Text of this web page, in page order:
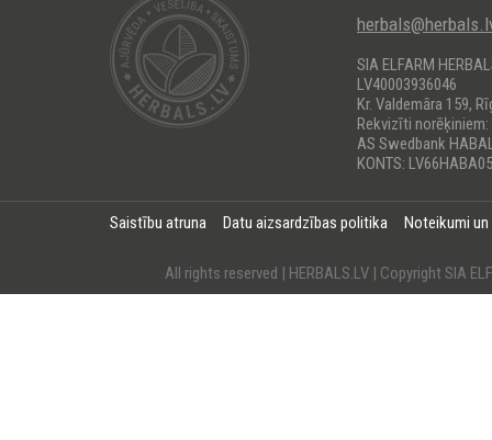
SIA ELFARM
LV40003936046
Kr. Valdemāra 159,
Rekvizīti norēķiniem:
AS Swedbank
KONTS:
Saistību atruna Datu aizsardzības politika Noteikumi
All rights reserved | HERBALS.LV | Copyright SIA